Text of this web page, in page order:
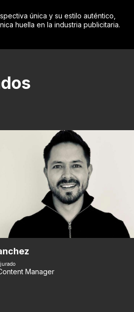
única y su estilo auténtico,
huella en la industria publicitaria.
Manager